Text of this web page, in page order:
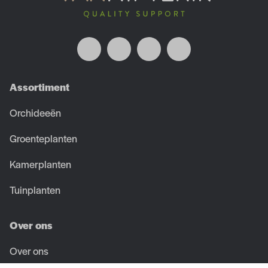
Assortiment
Orchideeën
Groenteplanten
Kamerplanten
Tuinplanten
Over ons
Over ons